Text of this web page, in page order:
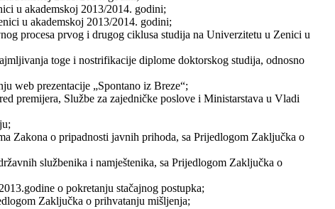
u akademskoj 2013/2014. godini;
u akademskoj 2013/2014. godini;
procesa prvog i drugog ciklusa studija na Univerzitetu u Zenici u
toge i nostrifikacije diplome doktorskog studija, odnosno
web prezentacije „Spontano iz Breze“;
premijera, Službe za zajedničke poslove i Ministarstava u Vladi
Zakona o pripadnosti javnih prihoda, sa Prijedlogom Zaključka o
službenika i namještenika, sa Prijedlogom Zaključka o
o pokretanju stačajnog postupka;
Zaključka o prihvatanju mišljenja;